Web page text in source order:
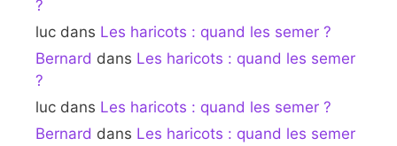
?
luc dans Les haricots : quand les semer ?
Bernard dans Les haricots : quand les semer
?
luc dans Les haricots : quand les semer ?
Bernard dans Les haricots : quand les semer